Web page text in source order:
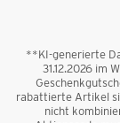
**KI-generierte
31.12.2026 im
rabattierte Artikel
nicht